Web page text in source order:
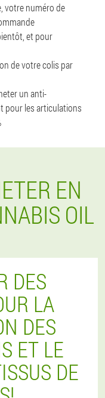
votre numéro de
et pour
de votre colis par
un anti-
pour les articulations
EN
OIL
DES
LA
DES
ET LE
DE